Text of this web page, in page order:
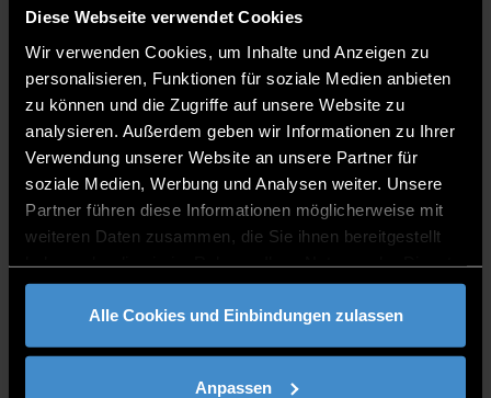
Diese Webseite verwendet Cookies
Wir verwenden Cookies, um Inhalte und Anzeigen zu
personalisieren, Funktionen für soziale Medien anbieten
zu können und die Zugriffe auf unsere Website zu
analysieren. Außerdem geben wir Informationen zu Ihrer
Verwendung unserer Website an unsere Partner für
soziale Medien, Werbung und Analysen weiter. Unsere
Partner führen diese Informationen möglicherweise mit
weiteren Daten zusammen, die Sie ihnen bereitgestellt
gesammelt haben.
Alle Cookies und Einbindungen zulassen
Anpassen
Bewerbungen mit Studienstart zum
Sommersemester 2026 und danach.